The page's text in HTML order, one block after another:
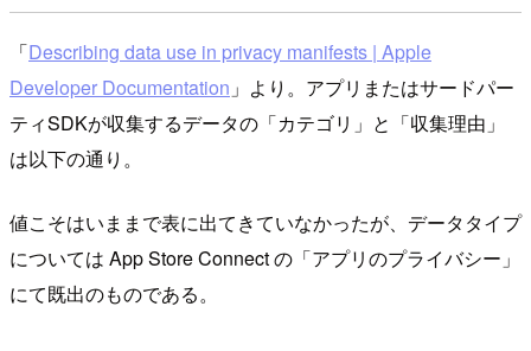
「Describing data use in privacy manifests | Apple
Developer Documentation 」より。アプリまたはサードパー
ティSDKが収集するデータの「カテゴリ」と「収集理由」
は以下の通り。
値こそはいままで表に出てきていなかったが、データタイプ
については App Store Connect の「アプリのプライバシー」
にて既出のものである。